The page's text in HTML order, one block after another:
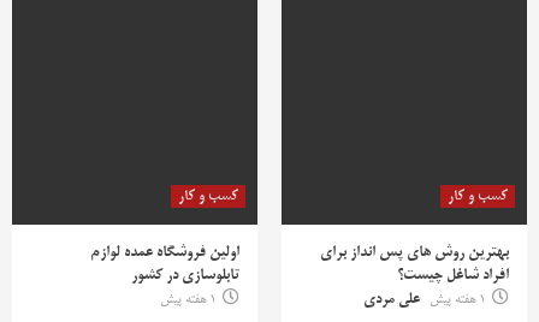
کسب و کار
بهترین روش‌ های پس‌ انداز برای
افراد شاغل چیست؟
1 هفته پیش
علی مردی
کسب و کار
اولین فروشگاه عمده لوازم
تابلوسازی در کشور
1 هفته پیش